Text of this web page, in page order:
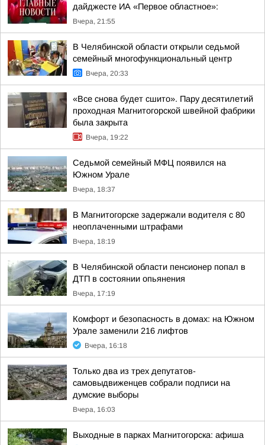
дайджесте ИА «Первое областное»:
Вчера, 21:55
В Челябинской области открыли седьмой
семейный многофункциональный центр
Вчера, 20:33
«Все снова будет сшито». Пару десятилетий
проходная Магнитогорской швейной фабрики
была закрыта
Вчера, 19:22
Седьмой семейный МФЦ появился на
Южном Урале
Вчера, 18:37
В Магнитогорске задержали водителя с 80
неоплаченными штрафами
Вчера, 18:19
В Челябинской области пенсионер попал в
ДТП в состоянии опьянения
Вчера, 17:19
Комфорт и безопасность в домах: на Южном
Урале заменили 216 лифтов
Вчера, 16:18
Только два из трех депутатов-
самовыдвиженцев собрали подписи на
думские выборы
Вчера, 16:03
Выходные в парках Магнитогорска: афиша